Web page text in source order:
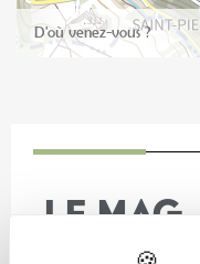
LE MAG